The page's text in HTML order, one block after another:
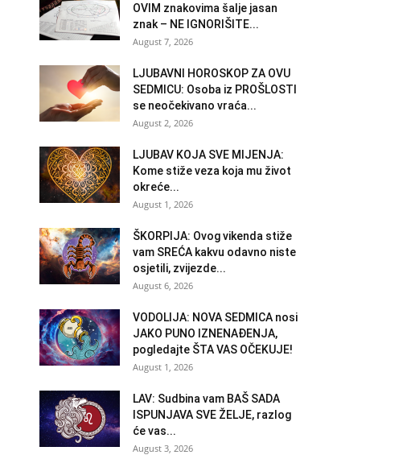
OVIM znakovima šalje jasan
znak – NE IGNORIŠITE...
August 7, 2026
LJUBAVNI HOROSKOP ZA OVU
SEDMICU: Osoba iz PROŠLOSTI
se neočekivano vraća...
August 2, 2026
LJUBAV KOJA SVE MIJENJA:
Kome stiže veza koja mu život
okreće...
August 1, 2026
ŠKORPIJA: Ovog vikenda stiže
vam SREĆA kakvu odavno niste
osjetili, zvijezde...
August 6, 2026
VODOLIJA: NOVA SEDMICA nosi
JAKO PUNO IZNENAĐENJA,
pogledajte ŠTA VAS OČEKUJE!
August 1, 2026
LAV: Sudbina vam BAŠ SADA
ISPUNJAVA SVE ŽELJE, razlog
će vas...
August 3, 2026